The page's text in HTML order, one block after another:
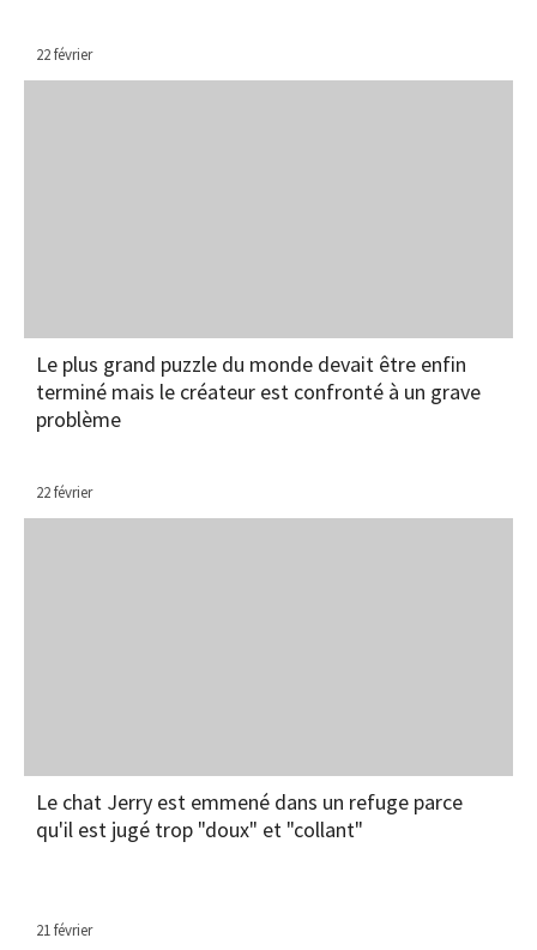
22 février
Le plus grand puzzle du monde devait être enfin
terminé mais le créateur est confronté à un grave
problème
22 février
Le chat Jerry est emmené dans un refuge parce
qu'il est jugé trop "doux" et "collant"
21 février